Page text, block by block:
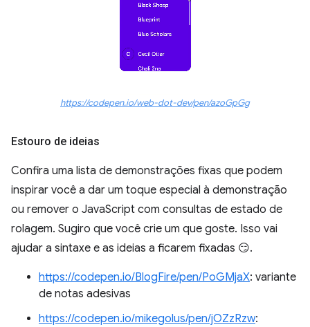
https://codepen.io/web-dot-dev/pen/azoGpGg
Estouro de ideias
Confira uma lista de demonstrações fixas que podem
inspirar você a dar um toque especial à demonstração
ou remover o JavaScript com consultas de estado de
rolagem. Sugiro que você crie um que goste. Isso vai
ajudar a sintaxe e as ideias a ficarem fixadas 😏.
https://codepen.io/BlogFire/pen/PoGMjaX: variante
de notas adesivas
https://codepen.io/mikegolus/pen/jOZzRzw: